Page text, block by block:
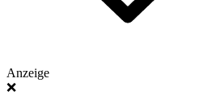
Anzeige
❌